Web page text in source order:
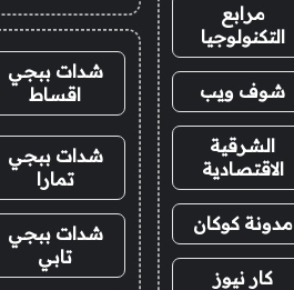
مرابع
التكنولوجيا
شوف ويب
الشرقية
الاقتصادية
مدونة كوكان
كار نيوز
شدات ببجي
اقساط
شدات ببجي
تمارا
شدات ببجي
تابي